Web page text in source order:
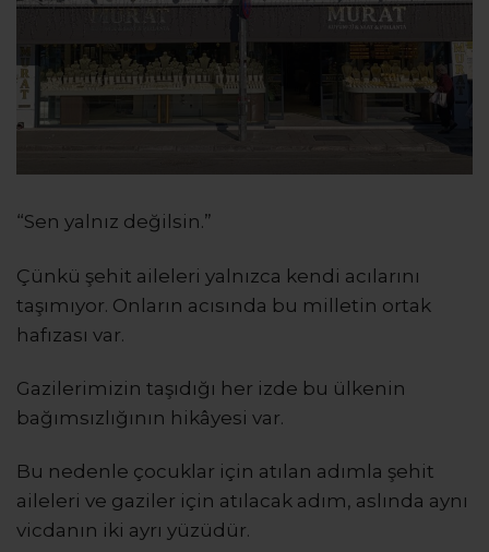
“Sen yalnız değilsin.”
Çünkü şehit aileleri yalnızca kendi acılarını
taşımıyor. Onların acısında bu milletin ortak
hafızası var.
Gazilerimizin taşıdığı her izde bu ülkenin
bağımsızlığının hikâyesi var.
Bu nedenle çocuklar için atılan adımla şehit
aileleri ve gaziler için atılacak adım, aslında aynı
vicdanın iki ayrı yüzüdür.